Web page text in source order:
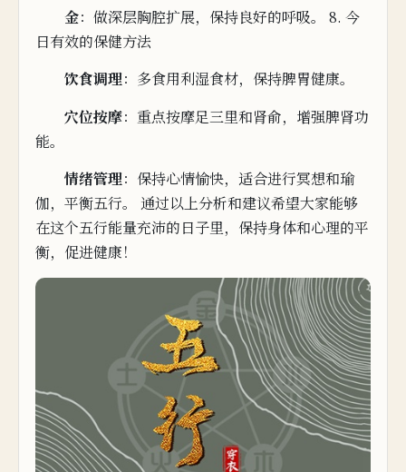
金：做深层胸腔扩展， 保持良好的呼吸。
8. 今
日有效的保健方法
饮食调理：多食用利湿食材，保持脾胃健康。
穴位按摩：重点按摩足三里和肾俞，增强脾肾功
能。
情绪管理：保持心情愉快， 适合进行冥想和瑜
伽，平衡五行。 通过以 上分析和建议希望大家能够
在这个五行能量充沛的日子里，保持身体和心理的平
衡，促进健康！